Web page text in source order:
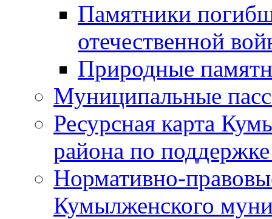
Памятники
отечественной
Природные
Муниципальные
Ресурсная карта
района по
Нормативно-
Кумылженского